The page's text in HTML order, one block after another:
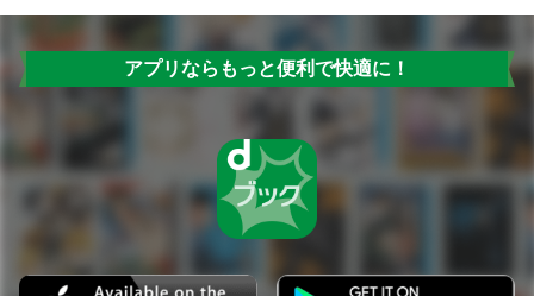
アプリならもっと便利で快適に！